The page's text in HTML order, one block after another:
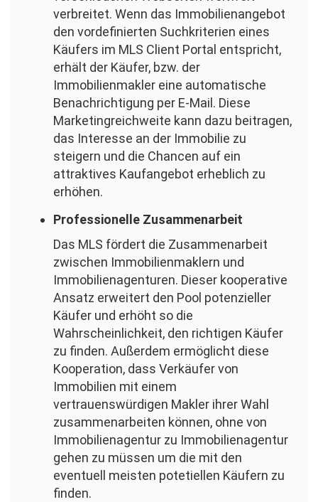
verbreitet. Wenn das Immobilienangebot
den vordefinierten Suchkriterien eines
Käufers im MLS Client Portal entspricht,
erhält der Käufer, bzw. der
Immobilienmakler eine automatische
Benachrichtigung per E-Mail. Diese
Marketingreichweite kann dazu beitragen,
das Interesse an der Immobilie zu
steigern und die Chancen auf ein
attraktives Kaufangebot erheblich zu
erhöhen.
Professionelle Zusammenarbeit
Das MLS fördert die Zusammenarbeit
zwischen Immobilienmaklern und
Immobilienagenturen. Dieser kooperative
Ansatz erweitert den Pool potenzieller
Käufer und erhöht so die
Wahrscheinlichkeit, den richtigen Käufer
zu finden. Außerdem ermöglicht diese
Kooperation, dass Verkäufer von
Immobilien mit einem
vertrauenswürdigen Makler ihrer Wahl
zusammenarbeiten können, ohne von
Immobilienagentur zu Immobilienagentur
gehen zu müssen um die mit den
eventuell meisten potetiellen Käufern zu
finden.